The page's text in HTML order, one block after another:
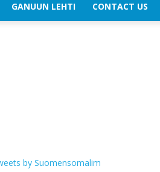
GANUUN LEHTI CONTACT US
by Suomensomalim